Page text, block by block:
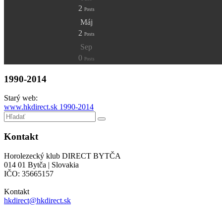
2 Posts
Máj
2 Posts
Sep
0
Posts
1990-2014
Starý web:
www.hkdirect.sk 1990-2014
Kontakt
Horolezecký klub DIRECT BYTČA
014 01 Bytča | Slovakia
IČO: 35665157
Kontakt
hkdirect@hkdirect.sk